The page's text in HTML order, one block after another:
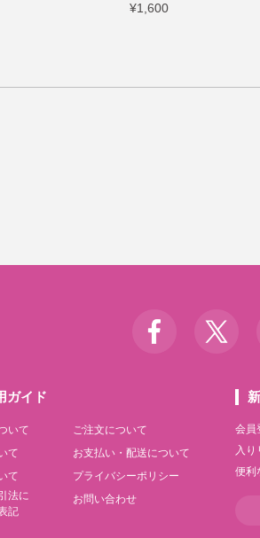
¥1,600
ガイド
いて
ご注文について
て
お支払い・配送について
て
プライバシーポリシー
法に
記
お問い合わせ
会員
入
便利